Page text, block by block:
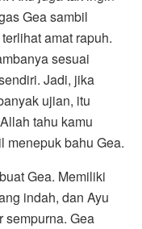
Gea sambil
amat rapuh.
sesuai
Jadi, jika
ujian, itu
tahu kamu
menepuk bahu Gea.
Gea. Memiliki
indah, dan Ayu
sempurna. Gea